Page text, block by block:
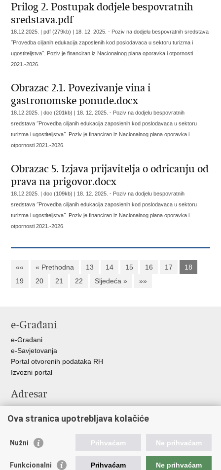
Prilog 2. Postupak dodjele bespovratnih
sredstava.pdf
18.12.2025. | pdf (279kb) | 18. 12. 2025. - Poziv na dodjelu bespovratnih sredstava
˝Provedba ciljanih edukacija zaposlenih kod poslodavaca u sektoru turizma i
ugostiteljstva˝. Poziv je financiran iz Nacionalnog plana oporavka i otpornosti
2021.-2026.
Obrazac 2.1. Povezivanje vina i
gastronomske ponude.docx
18.12.2025. | doc (201kb) | 18. 12. 2025. - Poziv na dodjelu bespovratnih
sredstava ˝Provedba ciljanih edukacija zaposlenih kod poslodavaca u sektoru
turizma i ugostiteljstva˝. Poziv je financiran iz Nacionalnog plana oporavka i
otpornosti 2021.-2026.
Obrazac 5. Izjava prijavitelja o odricanju od
prava na prigovor.docx
18.12.2025. | doc (109kb) | 18. 12. 2025. - Poziv na dodjelu bespovratnih
sredstava ˝Provedba ciljanih edukacija zaposlenih kod poslodavaca u sektoru
turizma i ugostiteljstva˝. Poziv je financiran iz Nacionalnog plana oporavka i
otpornosti 2021.-2026.
«« « Prethodna 13 14 15 16 17
18
19
20 21 22 Sljedeća » »»
e-Građani
e-Građani
e-Savjetovanja
Portal otvorenih podataka RH
Izvozni portal
Adresar
Adresar tijela javne vlasti
Korisne poveznice
Vlada RH
Ova stranica upotrebljava kolačiće
Nužni Prihvaćam Ne prihvaćam
Funkcionalni Prihvaćam Ne prihvaćam